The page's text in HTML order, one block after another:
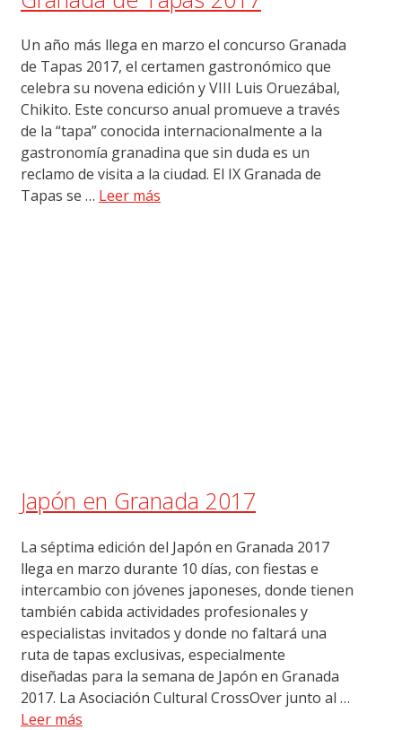
Un año más llega en marzo el concurso Granada
de Tapas 2017, el certamen gastronómico que
celebra su novena edición y VIII Luis Oruezábal,
Chikito. Este concurso anual promueve a través
de la “tapa” conocida internacionalmente a la
gastronomía granadina que sin duda es un
reclamo de visita a la ciudad. El IX Granada de
Tapas se … Leer más
Japón en Granada 2017
La séptima edición del Japón en Granada 2017
llega en marzo durante 10 días, con fiestas e
intercambio con jóvenes japoneses, donde tienen
también cabida actividades profesionales y
especialistas invitados y donde no faltará una
ruta de tapas exclusivas, especialmente
diseñadas para la semana de Japón en Granada
2017. La Asociación Cultural CrossOver junto al …
Leer más